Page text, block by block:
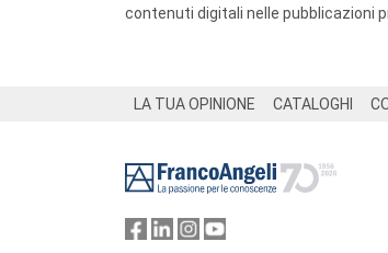
contenuti digitali nelle pubblicazioni
LA TUA OPINIONE CATALOGHI